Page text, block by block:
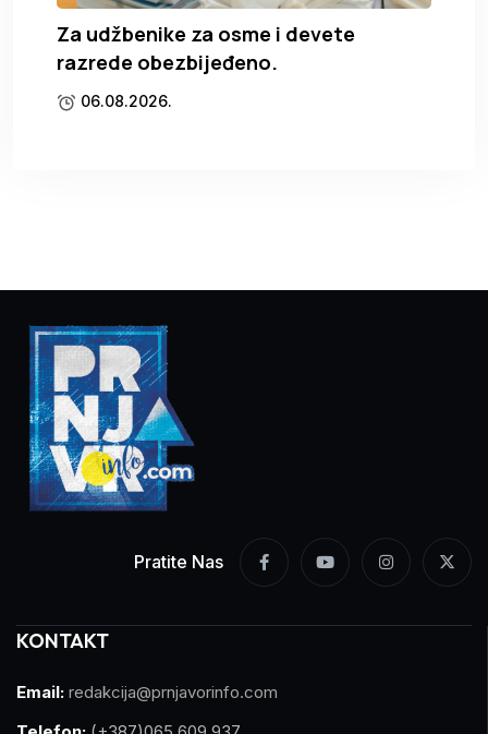
Za udžbenike za osme i devete
razrede obezbijeđeno.
06.08.2026.
Pratite Nas
KONTAKT
Email: redakcija@prnjavorinfo.com